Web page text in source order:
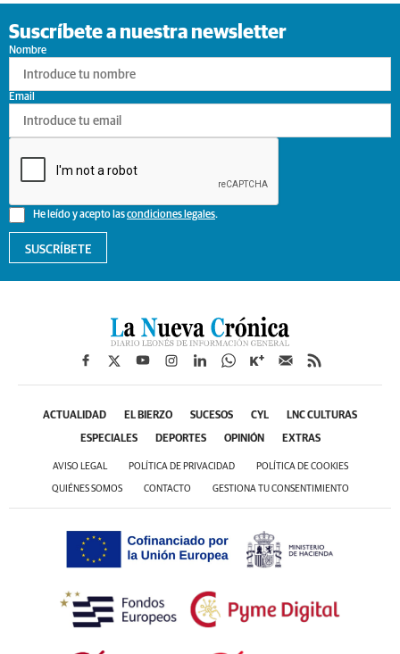
Suscríbete a nuestra newsletter
Nombre
He leído y acepto lascondiciones legales.
Email
SUSCRÍBETE
ACTUALIDAD EL BIERZO SUCESOS CYL LNC CULTURAS
ESPECIALES DEPORTES OPINIÓN EXTRAS
AVISO LEGAL POLÍTICA DE PRIVACIDAD POLÍTICA DE COOKIES
QUIÉNES SOMOS CONTACTO GESTIONA TU CONSENTIMIENTO